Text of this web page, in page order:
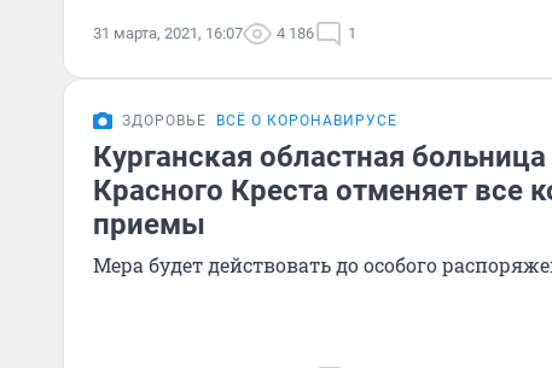
31 марта, 2021, 16:07 4 186 1
ЗДОРОВЬЕ ВСЁ О КОРОНАВИРУСЕ
Курганская областная
Красного Креста отменяет все
приемы
Мера будет действовать до особого